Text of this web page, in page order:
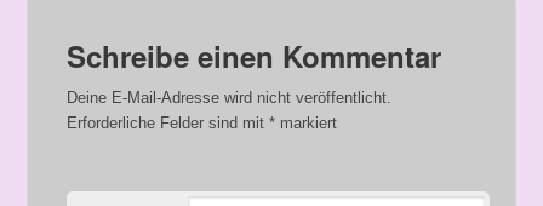
Schreibe einen Kommentar
Deine E-Mail-Adresse wird nicht veröffentlicht.
Erforderliche Felder sind mit* markiert